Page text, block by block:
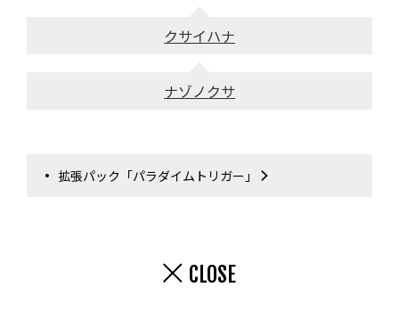
クサイハナ
ナゾノクサ
拡張パック「パラダイムトリガー」
CLOSE